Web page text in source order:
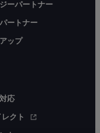
ーパートナー
ートナー
ップ
応
クト